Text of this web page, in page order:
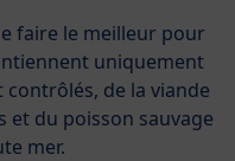
faire le meilleur pour
uniquement
de la viande
et du poisson sauvage
mer.